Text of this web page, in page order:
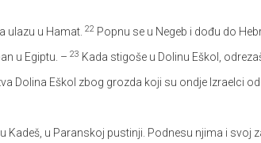
ulazu u Hamat. 22 Popnu se u Negeb i dođu do
u Egiptu. – 23 Kada stigoše u Dolinu Eškol,
Dolina Eškol zbog grozda koji su ondje Izraelci
Kadeš, u Paranskoj pustinji. Podnesu njima i svoj